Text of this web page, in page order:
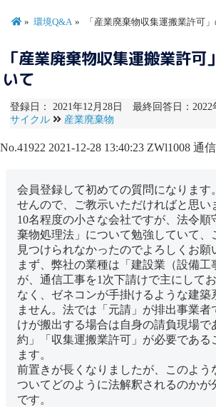
環境Q&A 「産業廃棄物収集運搬業許可
「産業廃棄物収集運搬業許可
いて
登録日： 2021年12月28日 最終回答日：2022
サイクル
産業廃棄物
No.41922 2021-12-28 13:40:23 ZWl1008 通
会員登録して初めての質問になります
せんので、ご教示いただければと思い
10名程度の小さな会社ですが、法令順
棄物処理法」について勉強していて、
見つけられなかったのでよろしくお願
まず、弊社の業種は「建設業（設備工
が、通信工事を1次下請けで主にして
なく、ゼネコンが手掛けるような建築
ません。法では「元請」が排出事業者
けが搬出する場合は自身の請負現場で
約」「収集運搬業許可」が必要である
ます。
前置きが長くなりましたが、このよう
ついてどのように法解釈されるのかが
です。